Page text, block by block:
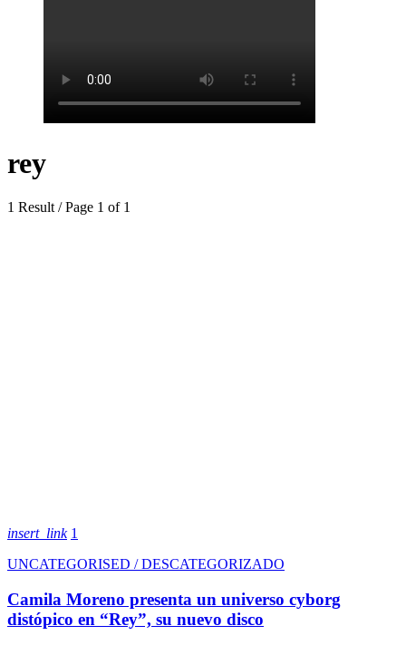
rey
1 Result / Page 1 of 1
insert_link 1
UNCATEGORISED / DESCATEGORIZADO
Camila Moreno presenta un universo cyborg
distópico en “Rey”, su nuevo disco